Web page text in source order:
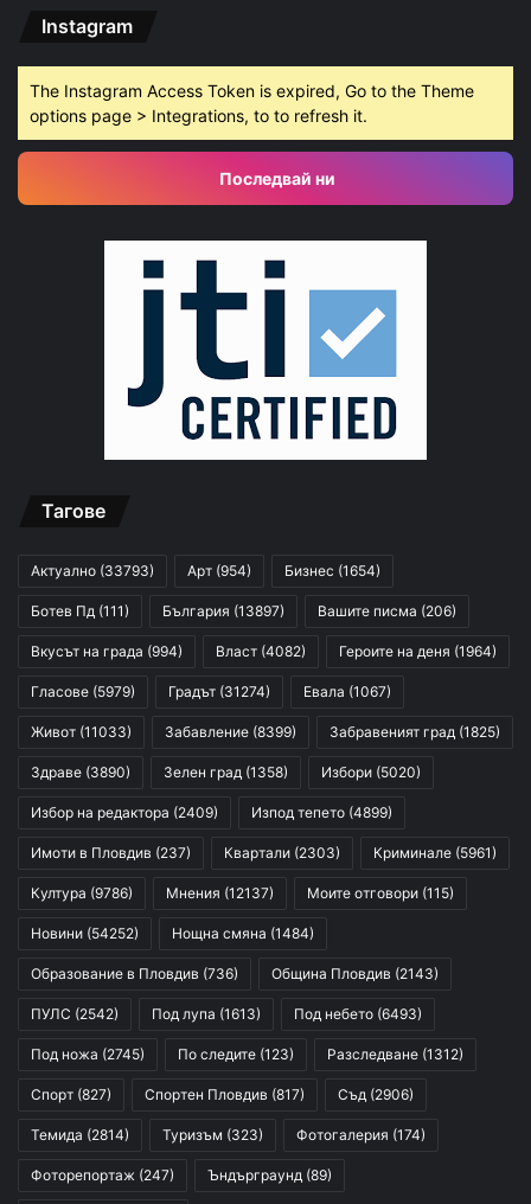
Instagram
The Instagram Access Token is expired, Go to the Theme
options page > Integrations, to to refresh it.
Последвай ни
Тагове
Актуално (33793) Арт (954) Бизнес (1654)
Ботев Пд (111) България (13897) Вашите писма (206)
Вкусът на града (994) Власт (4082) Героите на деня (1964)
Гласове (5979) Градът (31274) Евала (1067)
Живот (11033) Забавление (8399) Забравеният град (1825)
Здраве (3890) Зелен град (1358) Избори (5020)
Избор на редактора (2409) Изпод тепето (4899)
Имоти в Пловдив (237) Квартали (2303) Криминале (5961)
Култура (9786) Мнения (12137) Моите отговори (115)
Новини (54252) Нощна смяна (1484)
Образование в Пловдив (736) Община Пловдив (2143)
ПУЛС (2542) Под лупа (1613) Под небето (6493)
Под ножа (2745) По следите (123) Разследване (1312)
Спорт (827) Спортен Пловдив (817) Съд (2906)
Темида (2814) Туризъм (323) Фотогалерия (174)
Фоторепортаж (247) Ъндърграунд (89)